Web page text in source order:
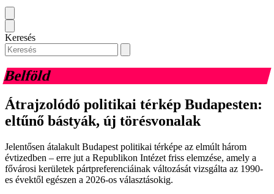
Keresés
Belföld
Átrajzolódó politikai térkép Budapesten:
eltűnő bástyák, új törésvonalak
Jelentősen átalakult Budapest politikai térképe az elmúlt három
évtizedben – erre jut a Republikon Intézet friss elemzése, amely a
fővárosi kerületek pártpreferenciáinak változását vizsgálta az 1990-
es évektől egészen a 2026-os választásokig.